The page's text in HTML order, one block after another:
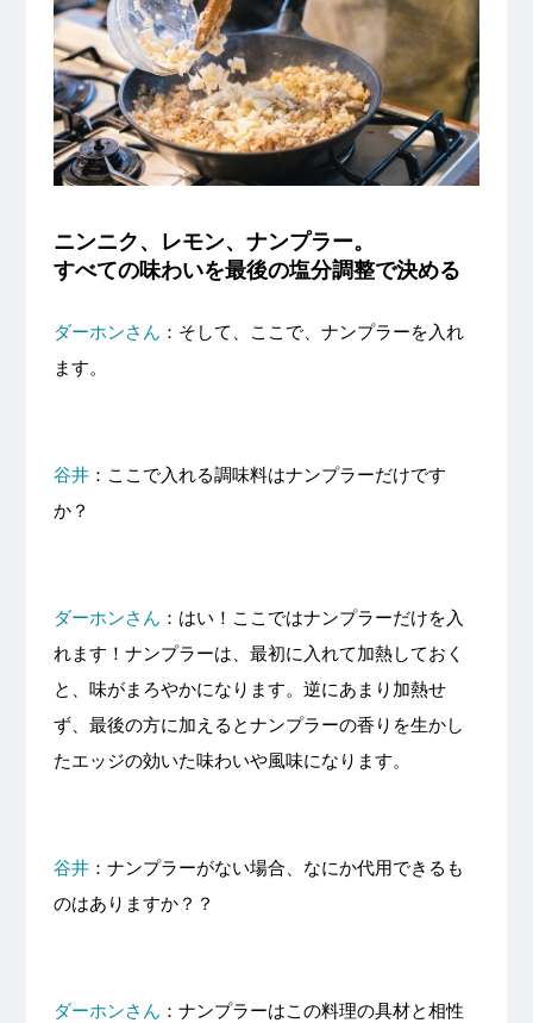
ニンニク、レモン、ナンプラー。
すべての味わいを最後の塩分調整で決める
ダーホンさん ：そして、ここで、ナンプラーを入れ
ます。
谷井：ここで入れる調味料はナンプラーだけです
か？
ダーホンさん ：はい！ここではナンプラーだけを入
れます！ナンプラーは、最初に入れて加熱しておく
と、味がまろやかになります。逆にあまり加熱せ
ず、最後の方に加えるとナンプラーの香りを生かし
たエッジの効いた味わいや風味になります。
谷井：ナンプラーがない場合、なにか代用できるも
のはありますか？？
ダーホンさん ：ナンプラーはこの料理の具材と相性